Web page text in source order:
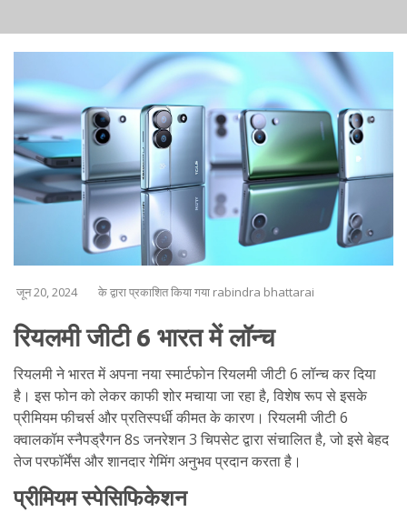
जून 20, 2024 के द्वारा प्रकाशित किया गया rabindra bhattarai
रियलमी जीटी 6 भारत में लॉन्च
रियलमी ने भारत में अपना नया स्मार्टफोन रियलमी जीटी 6 लॉन्च कर दिया
है। इस फोन को लेकर काफी शोर मचाया जा रहा है, विशेष रूप से इसके
प्रीमियम फीचर्स और प्रतिस्पर्धी कीमत के कारण। रियलमी जीटी 6
क्वालकॉम स्नैपड्रैगन 8s जनरेशन 3 चिपसेट द्वारा संचालित है, जो इसे बेहद
तेज परफॉर्मेंस और शानदार गेमिंग अनुभव प्रदान करता है।
प्रीमियम स्पेसिफिकेशन